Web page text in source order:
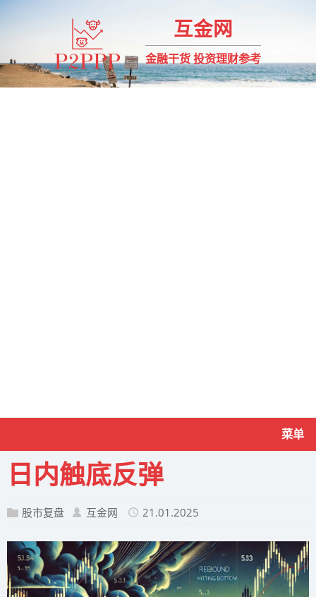
互金网
金融干货 投资理财参考
菜单
日内触底反弹
股市复盘 互金网 21.01.2025